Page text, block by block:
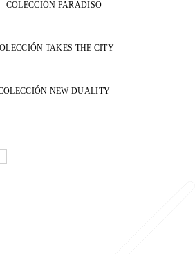
COLECCIÓN PARADISO
TAKES THE CITY
NEW DUALITY